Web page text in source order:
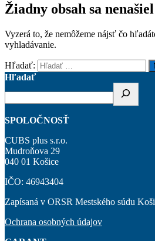
Žiadny obsah sa nenašiel
Vyzerá to, že nemôžeme nájsť čo
vyhladávanie.
Hľadať:
Hľadať
SPOLOČNOSŤ
CUBS plus s.r.o.
Mudroňova 29
040 01 Košice
IČO: 46943404
Zapísaná v ORSR Mestského súdu
Ochrana osobných údajov